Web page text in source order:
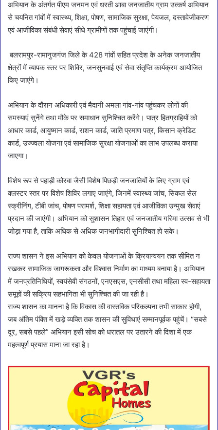
अभियान के अंतर्गत पीएम जनमन एवं धरती आबा जनजातीय ग्राम उत्कर्ष अभियान
से चयनित गांवों में स्वास्थ्य, शिक्षा, पोषण, सामाजिक सुरक्षा, पेयजल, दस्तावेजीकरण
एवं आजीविका संबंधी सेवाएं सीधे ग्रामीणों तक पहुंचाई जाएंगी।
बलरामपुर-रामानुजगंज जिले के 428 गांवों सहित प्रदेश के अनेक जनजातीय
क्षेत्रों में व्यापक स्तर पर शिविर, जनसुनवाई एवं सेवा संतृप्ति कार्यक्रम आयोजित
किए जाएंगे।
अभियान के दौरान अधिकारी एवं मैदानी अमला गांव-गांव पहुंचकर लोगों की
समस्याएं सुनेंगे तथा मौके पर समाधान सुनिश्चित करेंगे। पात्र हितग्राहियों को
आधार कार्ड, आयुष्मान कार्ड, राशन कार्ड, जाति प्रमाण पत्र, किसान क्रेडिट
कार्ड, उज्ज्वला योजना एवं सामाजिक सुरक्षा योजनाओं का लाभ उपलब्ध कराया
जाएगा।
विशेष रूप से पहाड़ी कोरवा जैसी विशेष पिछड़ी जनजातियों के लिए ग्राम एवं
क्लस्टर स्तर पर विशेष शिविर लगाए जाएंगे, जिनमें स्वास्थ्य जांच, सिकल सेल
स्क्रीनिंग, टीबी जांच, पोषण परामर्श, शिक्षा सहायता एवं आजीविका उन्मुख सेवाएं
प्रदान की जाएंगी। अभियान को सुशासन तिहार एवं जनजातीय गरिमा उत्सव से भी
जोड़ा गया है, ताकि अधिक से अधिक जनभागीदारी सुनिश्चित हो सके।
राज्य शासन ने इस अभियान को केवल योजनाओं के क्रियान्वयन तक सीमित न
रखकर सामाजिक जागरूकता और विश्वास निर्माण का माध्यम बनाया है। अभियान
में जनप्रतिनिधियों, स्वयंसेवी संगठनों, एनएसएस, एनसीसी तथा महिला स्व-सहायता
समूहों की सक्रिय सहभागिता भी सुनिश्चित की जा रही है।
राज्य शासन का मानना है कि विकास की वास्तविक परिकल्पना तभी साकार होगी,
जब अंतिम पंक्ति में खड़े व्यक्ति तक शासन की सुविधाएं सम्मानपूर्वक पहुंचें। “सबसे
दूर, सबसे पहले” अभियान इसी सोच को धरातल पर उतारने की दिशा में एक
महत्वपूर्ण प्रयास माना जा रहा है।